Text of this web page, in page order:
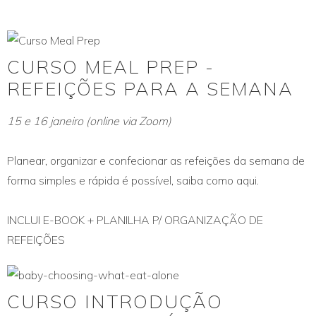
CURSO MEAL PREP -
REFEIÇÕES PARA A SEMANA
15 e 16 janeiro (online via Zoom)
Planear, organizar e confecionar as refeições da semana de
forma simples e rápida é possível, saiba como aqui.
INCLUI E-BOOK + PLANILHA P/ ORGANIZAÇÃO DE
REFEIÇÕES
CURSO INTRODUÇÃO